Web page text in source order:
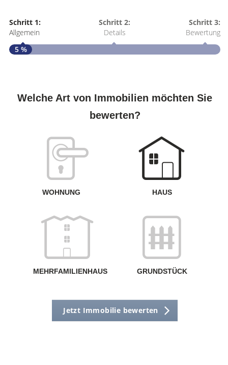
Schritt 1:
Allgemein
Schritt 2:
Details
Schritt 3:
Bewertung
5 %
Welche Art von Immobilien möchten Sie
bewerten?
WOHNUNG HAUS
MEHRFAMILIENHAUS GRUNDSTÜCK
Jetzt Immobilie bewerten